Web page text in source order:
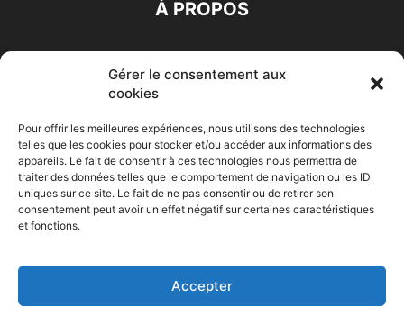
Gérer le consentement aux
cookies
Pour offrir les meilleures expériences, nous utilisons des technologies
telles que les cookies pour stocker et/ou accéder aux informations des
appareils. Le fait de consentir à ces technologies nous permettra de
traiter des données telles que le comportement de navigation ou les ID
uniques sur ce site. Le fait de ne pas consentir ou de retirer son
consentement peut avoir un effet négatif sur certaines caractéristiques
et fonctions.
Accepter
À PROPOS
Accueil Economie Entreprises Entrepreneur
Maghreb
© Challenges.tn By AAKOM.DIGITAL